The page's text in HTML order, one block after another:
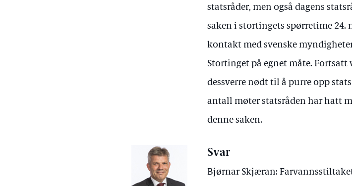
statsråder, men også dagens
saken i stortingets spørretime 24.
kontakt med svenske
Stortinget på egnet måte.
dessverre nødt til å purre opp
antall møter statsråden har hatt
denne saken.
Svar
Bjørnar Skjæran: